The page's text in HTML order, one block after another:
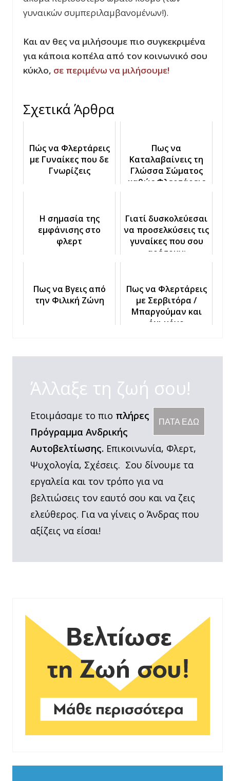
γυναικών συμπεριλαμβανομένων!).
Και αν θες να μιλήσουμε πιο συγκεκριμένα
για κάποια κοπέλα από τον κοινωνικό σου
κύκλο, σε περιμένω να μιλήσουμε!
Σχετικά Άρθρα
Πώς να Φλερτάρεις
με Γυναίκες που δε
Γνωρίζεις
Πως να
Καταλαβαίνεις τη
Γλώσσα Σώματος
καθώς Φλερτάρεις
Η σημασία της
εμφάνισης στο
φλερτ
Γιατί δυσκολεύεσαι
να προσελκύσεις τις
γυναίκες που σου
αρέσουν;
Πως να Βγεις από
την Φιλική Ζώνη
Πως να Φλερτάρεις
με Σερβιτόρα /
Μπαργούμαν και
όχι μόνο
Άλλαξε τη ζωή σου!
ΠΑΤΑ ΕΔΩ
Ετοιμάσαμε το πιο πλήρες
Πρόγραμμα Ανδρικής
Αυτοβελτίωσης. Επικοινωνία, Φλερτ,
Ψυχολογία, Σχέσεις. Σου δίνουμε τα
εργαλεία και τον τρόπο για να
βελτιώσεις τον εαυτό σου και να ζεις
ελεύθερος. Για να γίνεις ο Άνδρας που
αξίζεις να είσαι!